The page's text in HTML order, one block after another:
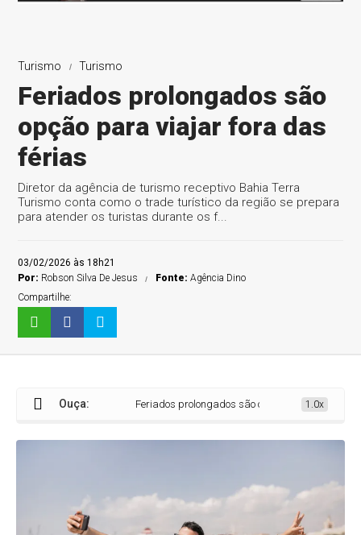
Turismo Turismo
Feriados prolongados são
opção para viajar fora das
férias
Diretor da agência de turismo receptivo Bahia Terra
Turismo conta como o trade turístico da região se prepara
para atender os turistas durante os f...
03/02/2026 às 18h21
Por: Robson Silva De Jesus Fonte:Agência Dino
Compartilhe:
Ouça: Feriados prolongados são opção para viajar fora
1.0x